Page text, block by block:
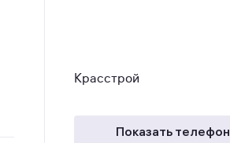
Красстрой
Показать телефон